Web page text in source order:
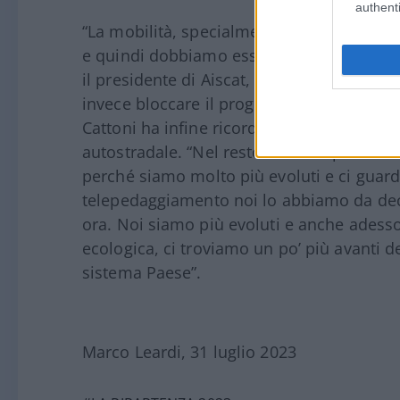
“La mobilità, specialmente del traffico
e quindi dobbiamo essere preparati alle
il presidente di Aiscat, rispondendo
invece bloccare il progresso in nome di
Cattoni ha infine ricordato come l’Italia
autostradale. “Nel resto dell’Europa del
perché siamo molto più evoluti e ci
telepedaggiamento noi lo abbiamo da
ora. Noi siamo più evoluti e anche
ecologica, ci troviamo un po’ più avanti
sistema Paese”.
Marco Leardi, 31 luglio 2023